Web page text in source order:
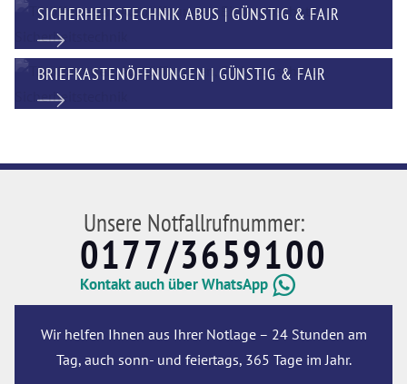
SICHERHEITSTECHNIK ABUS | GÜNSTIG & FAIR
BRIEFKASTENÖFFNUNGEN | GÜNSTIG & FAIR
Unsere Notfallrufnummer:
0177/3659100
Kontakt auch über WhatsApp
Wir helfen Ihnen aus Ihrer Notlage – 24 Stunden am
Tag, auch sonn- und feiertags, 365 Tage im Jahr.